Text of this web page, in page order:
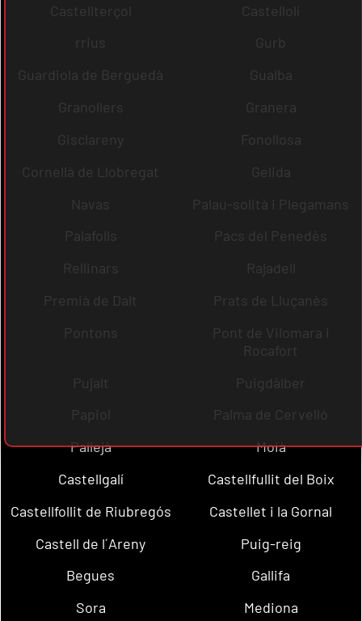
Castellterçol
Castellolí
rrius
Gurb
Guardiola de Berguedà
Gualba
Granollers
Granera
Gisclareny
Fonollosa
Cornellà de Llobregat
Gelida
Navas
Palau-solità i Plegamans
Palafolls
Pacs del Penedès
Rellinars
Rajadell
Premià de Dalt
Prats de Lluçanès
Pontons
Pont de Vilomara i
Rocafort
Pujalt
Puigdàlber
Papiol
Palma de Cervelló
Pallejà
Moià
Castellgalí
Castellfullit del Boix
Castellfollit de Riubregós
Castellet i la Gornal
Castell de l´Areny
Puig-reig
Begues
Gallifa
Sora
Mediona